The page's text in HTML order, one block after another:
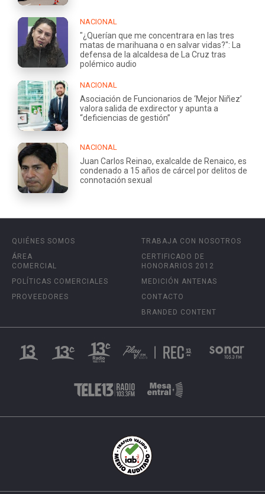
NACIONAL
"¿Querían que me concentrara en las tres
matas de marihuana o en salvar vidas?": La
defensa de la alcaldesa de La Cruz tras
polémico audio
NACIONAL
Asociación de Funcionarios de ‘Mejor Niñez’
valora salida de exdirector y apunta a
“deficiencias de gestión”
NACIONAL
Juan Carlos Reinao, exalcalde de Renaico, es
condenado a 15 años de cárcel por delitos de
connotación sexual
QUIÉNES SOMOS
ÁREA
COMERCIAL
POLÍTICAS COMERCIALES
PROVEEDORES
TRABAJA CON NOSOTROS
CERTIFICADO DE
HONORARIOS 2012
MEDICIÓN ANTENAS
CONTACTO
BRANDED CONTENT